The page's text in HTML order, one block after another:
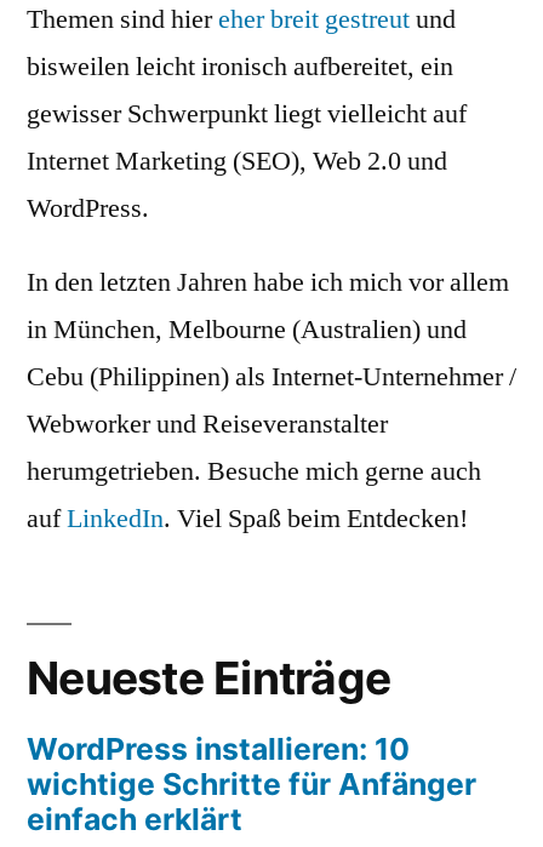
Themen sind hiereher breit gestreutund
bisweilen leicht ironisch aufbereitet, ein
gewisser Schwerpunkt liegt vielleicht auf
Internet Marketing (SEO), Web 2.0 und
WordPress.
In den letzten Jahren habe ich mich vor allem
in München, Melbourne (Australien) und
Cebu (Philippinen) als Internet-Unternehmer /
Webworker und Reiseveranstalter
herumgetrieben. Besuche mich gerne auch
aufLinkedIn. Viel Spaß beim Entdecken!
Neueste Einträge
WordPress installieren: 10
wichtige Schritte für Anfänger
einfach erklärt